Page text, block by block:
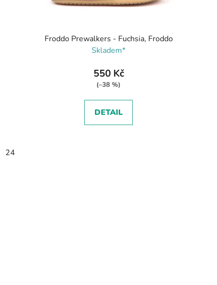
Froddo Prewalkers - Fuchsia, Froddo
Skladem*
550 Kč
(–38 %)
DETAIL
24